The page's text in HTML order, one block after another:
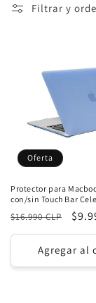
Filtrar y
Oferta
Protector para
con/sin Touch Bar
Precio
habitual
$16.990 CLP
de
Agregar al